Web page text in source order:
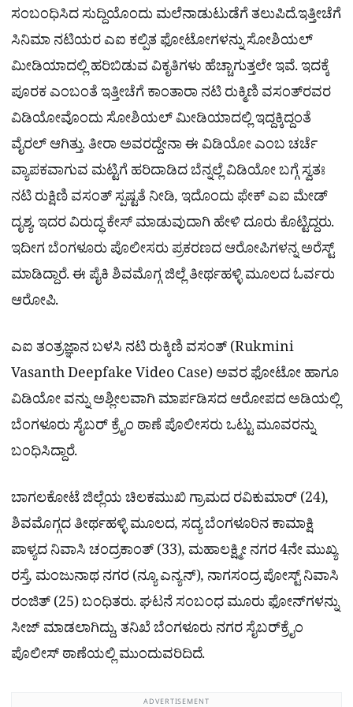
ಸಂಬಂಧಿಸಿದ ಸುದ್ದಿಯೊಂದು ಮಲೆನಾಡುಟುಡೆಗೆ ತಲುಪಿದೆ.ಇತ್ತೀಚೆಗೆ
ಸಿನಿಮಾ ನಟಿಯರ ಎಐ ಕಲ್ಪಿತ ಫೋಟೋಗಳನ್ನು ಸೋಶಿಯಲ್
ಮೀಡಿಯಾದಲ್ಲಿ ಹರಿಬಿಡುವ ವಿಕೃತಿಗಳು ಹೆಚ್ಚಾಗುತ್ತಲೇ ಇವೆ. ಇದಕ್ಕೆ
ಪೂರಕ ಎಂಬಂತೆ ಇತ್ತೀಚೆಗೆ ಕಾಂತಾರಾ ನಟಿ ರುಕ್ಮಿಣಿ ವಸಂತ್​​ರವರ
ವಿಡಿಯೋವೊಂದು ಸೋಶಿಯಲ್ ಮೀಡಿಯಾದಲ್ಲಿ ಇದ್ದಕ್ಕಿದ್ದಂತೆ
ವೈರಲ್​ ಆಗಿತ್ತು. ತೀರಾ ಅವರದ್ದೇನಾ ಈ ವಿಡಿಯೋ ಎಂಬ ಚರ್ಚೆ
ವ್ಯಾಪಕವಾಗುವ ಮಟ್ಟಿಗೆ ಹರಿದಾಡಿದ ಬೆನ್ನಲ್ಲೆ ವಿಡಿಯೋ ಬಗ್ಗೆ ಸ್ವತಃ
ನಟಿ ರುಕ್ಷಿಣಿ ವಸಂತ್​ ಸ್ಪಷ್ಟತೆ ನೀಡಿ, ಇದೊಂದು ಫೇಕ್​ ಎಐ ಮೇಡ್​
ದೃಶ್ಯ. ಇದರ ವಿರುದ್ಧ ಕೇಸ್ ಮಾಡುವುದಾಗಿ ಹೇಳಿ ದೂರು ಕೊಟ್ಟಿದ್ದರು.
ಇದೀಗ ಬೆಂಗಳೂರು ಪೊಲೀಸರು ಪ್ರಕರಣದ ಆರೋಪಿಗಳನ್ನ ಅರೆಸ್ಟ್
ಮಾಡಿದ್ದಾರೆ. ಈ ಪೈಕಿ ಶಿವಮೊಗ್ಗ ಜಿಲ್ಲೆ ತೀರ್ಥಹಳ್ಳಿ ಮೂಲದ ಓರ್ವರು
ಆರೋಪಿ.
ಎಐ ತಂತ್ರಜ್ಞಾನ ಬಳಸಿ ನಟಿ ರುಕ್ಕಿಣಿ ವಸಂತ್ (Rukmini
Vasanth Deepfake Video Case) ಅವರ ಫೋಟೋ ಹಾಗೂ
ವಿಡಿಯೋ ವನ್ನು ಅಶ್ಲೀಲವಾಗಿ ಮಾರ್ಪಡಿಸದ ಆರೋಪದ ಅಡಿಯಲ್ಲಿ
ಬೆಂಗಳೂರು ಸೈಬರ್ ಕ್ರೈಂ ಠಾಣೆ ಪೊಲೀಸರು ಒಟ್ಟು ಮೂವರನ್ನು
ಬಂಧಿಸಿದ್ದಾರೆ.
ಬಾಗಲಕೋಟೆ ಜಿಲ್ಲೆಯ ಚಿಲಕಮುಖಿ ಗ್ರಾಮದ ರವಿಕುಮಾರ್ (24),
ಶಿವಮೊಗ್ಗದ ತೀರ್ಥಹಳ್ಳಿ ಮೂಲದ, ಸದ್ಯ ಬೆಂಗಳೂರಿನ ಕಾಮಾಕ್ಷಿ
ಪಾಳ್ಯದ ನಿವಾಸಿ ಚಂದ್ರಕಾಂತ್ (33), ಮಹಾಲಕ್ಷ್ಮೀ ನಗರ 4ನೇ ಮುಖ್ಯ
ರಸ್ತೆ, ಮಂಜುನಾಥ ನಗರ (ನ್ಯೂ ಎನ್ಯನ್), ನಾಗಸಂದ್ರ ಪೋಸ್ಟ್ ನಿವಾಸಿ
ರಂಜಿತ್ (25) ಬಂಧಿತರು. ಘಟನೆ ಸಂಬಂಧ ಮೂರು ಫೋನ್​ಗಳನ್ನು
ಸೀಜ್ ಮಾಡಲಾಗಿದ್ದು, ತನಿಖೆ ಬೆಂಗಳೂರು ನಗರ ಸೈಬರ್‌ಕ್ರೈಂ
ಪೊಲೀಸ್ ಠಾಣೆಯಲ್ಲಿ ಮುಂದುವರಿದಿದೆ.
ADVERTISEMENT